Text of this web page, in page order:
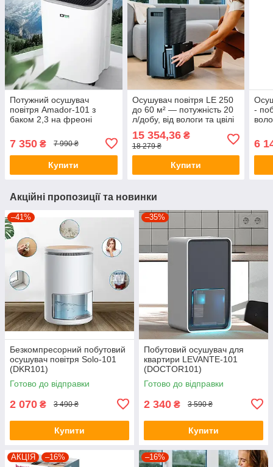
Потужний осушувач
повітря Amador-101 з
баком 2,3 на фреоні
продуктивністю 12л/день
7 350 ₴ 7 990 ₴
Купити
Осушувач повітря LE 250
до 60 м² — потужність 20
л/добу, від вологи та цвілі
15 354,36₴
18 279 ₴
Купити
-
до
л
6
Акційні пропозиції та новинки
–41%
Безкомпресорний побутовий
осушувач повітря Solo-101
(DKR101)
Готово до відправки
2 070 ₴ 3 490 ₴
Купити
–35%
Побутовий осушувач для
квартири LEVANTE-101
(DOCTOR101)
Готово до відправки
2 340 ₴ 3 590 ₴
Купити
АКЦІЯ –16% –16%